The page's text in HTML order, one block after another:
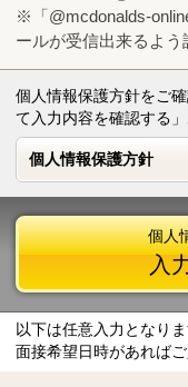
※「@mcdonalds-
ールが受信出来るよう
個人情報保護方針をご
て入力内容を確認する
個人情報保護方針
個人情報保護方針
個人
入
以下は任意入力となりま
面接希望日時があればご